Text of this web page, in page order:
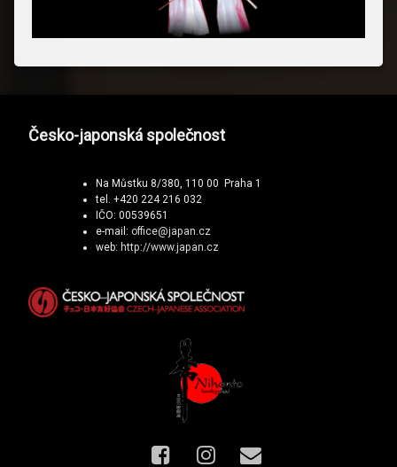
Česko-japonská společnost
Na Můstku 8/380, 110 00 Praha 1
tel. +420 224 216 032
IČO: 00539651
e-mail: office@japan.cz
web: http://www.japan.cz
Facebook
Instagram
E-mail